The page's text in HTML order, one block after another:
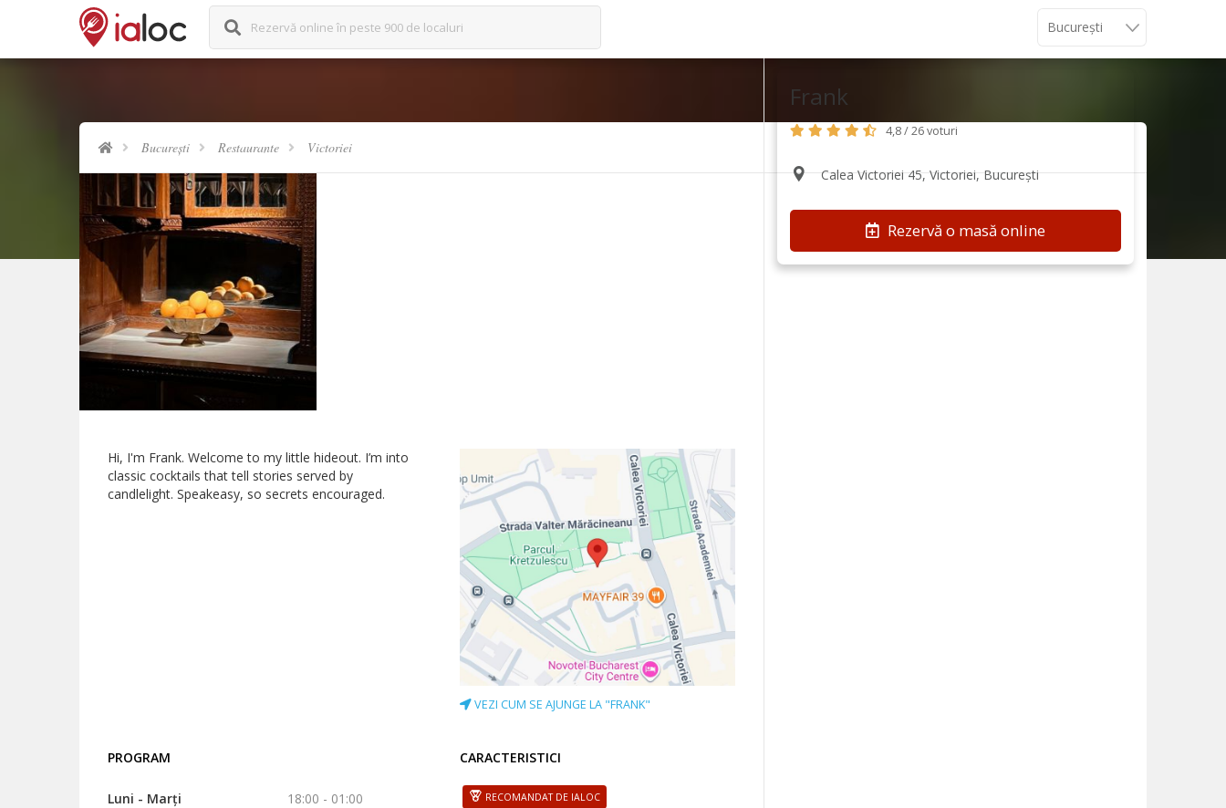
Rezervă online în peste 900 de localuri
București Restaurante Victoriei
Frank
4,8 / 26 voturi
Calea Victoriei 45, Victoriei, București
Rezervă o masă online
Hi, I'm Frank. Welcome to my little hideout. I’m into
classic cocktails that tell stories served by
candlelight. Speakeasy, so secrets encouraged.
VEZI CUM SE AJUNGE LA "FRANK"
PROGRAM
Luni - Marți
18:00 - 01:00
CARACTERISTICI
RECOMANDAT DE IALOC